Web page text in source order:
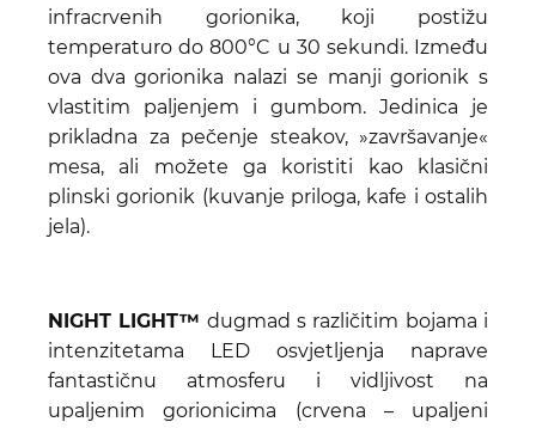
infracrvenih gorionika, koji postižu
temperaturo do 800°C u 30 sekundi. Između
ova dva gorionika nalazi se manji gorionik s
vlastitim paljenjem i gumbom. Jedinica je
prikladna za pečenje steakov, »završavanje«
mesa, ali možete ga koristiti kao klasični
plinski gorionik (kuvanje priloga, kafe i ostalih
jela).
NIGHT LIGHT™ dugmad s različitim bojama i
intenzitetama LED osvjetljenja naprave
fantastičnu atmosferu i vidljivost na
upaljenim gorionicima (crvena – upaljeni